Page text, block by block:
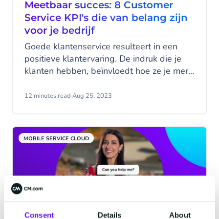
Consent Details About
kunnen doen. Door die middelen samen te
voegen in een platform versterk je de
krachten, en ervaar je het zogenaamde
platform effect.
Meetbaar succes: 8 Customer
Service KPI's die van belang zijn
voor je bedrijf
Goede klantenservice resulteert in een
positieve klantervaring. De indruk die je
klanten hebben, beïnvloedt hoe ze je merk
hebben op je bedrijfsprestaties en je
data en inzichten van je klanten en van je
klantenserviceteam om impact te maken.
Wat zijn de werkelijke behoeften en
voorkeuren van de klant? En hoe presteert
12 minutes read·Aug 25, 2023
MOBILE SERVICE CLOUD